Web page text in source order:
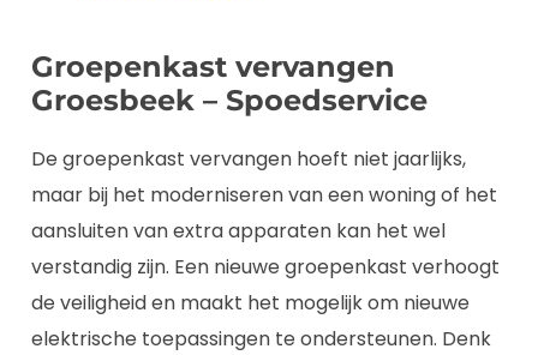
Groepenkast vervangen
Groesbeek – Spoedservice
De groepenkast vervangen hoeft niet jaarlijks,
maar bij het moderniseren van een woning of het
aansluiten van extra apparaten kan het wel
verstandig zijn. Een nieuwe groepenkast verhoogt
de veiligheid en maakt het mogelijk om nieuwe
elektrische toepassingen te ondersteunen. Denk